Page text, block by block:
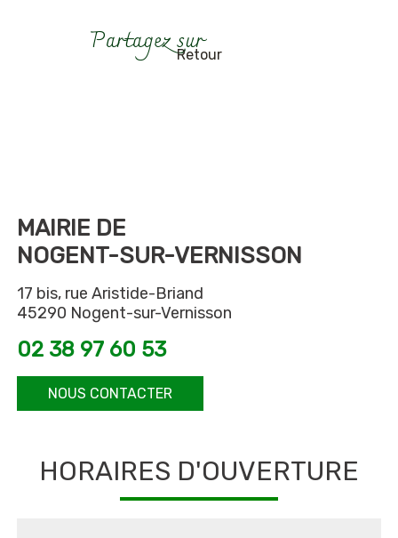
Retour
MAIRIE DE
NOGENT-SUR-VERNISSON
17 bis, rue Aristide-Briand
45290 Nogent-sur-Vernisson
02 38 97 60 53
NOUS CONTACTER
HORAIRES D'OUVERTURE